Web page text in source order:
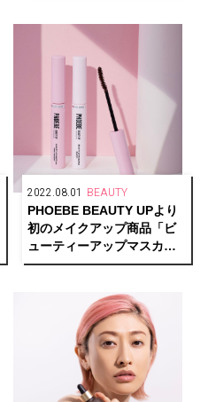
2022.08.01 BEAUTY
PHOEBE BEAUTY UPより
初のメイクアップ商品「ビ
ューティーアップマスカ
ラ」が新発売